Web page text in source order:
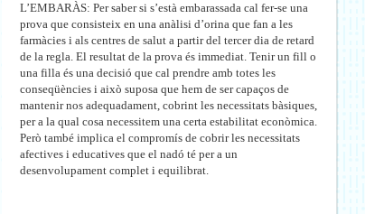
L’EMBARÀS: Per saber si s’està embarassada cal fer-se una
prova que consisteix en una anàlisi d’orina que fan a les
farmàcies i als centres de salut a partir del tercer dia de retard
de la regla. El resultat de la prova és immediat. Tenir un fill o
una filla és una decisió que cal prendre amb totes les
conseqüències i això suposa que hem de ser capaços de
mantenir nos adequadament, cobrint les necessitats bàsiques,
per a la qual cosa necessitem una certa estabilitat econòmica.
Però també implica el compromís de cobrir les necessitats
afectives i educatives que el nadó té per a un
desenvolupament complet i equilibrat.